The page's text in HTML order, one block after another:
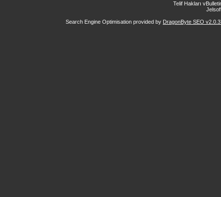
Telif Hakları
Search Engine Optimisation provided by DragonByte SEO